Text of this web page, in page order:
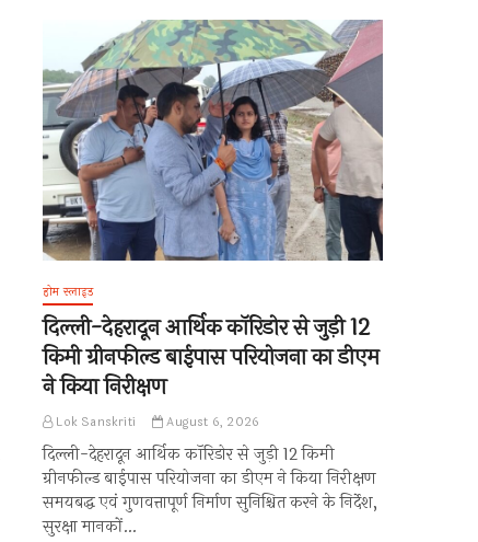
होम स्लाइड
दिल्ली-देहरादून आर्थिक कॉरिडोर से जुड़ी 12
किमी ग्रीनफील्ड बाईपास परियोजना का डीएम
ने किया निरीक्षण
Lok Sanskriti August 6, 2026
दिल्ली-देहरादून आर्थिक कॉरिडोर से जुड़ी 12 किमी
ग्रीनफील्ड बाईपास परियोजना का डीएम ने किया निरीक्षण
समयबद्ध एवं गुणवत्तापूर्ण निर्माण सुनिश्चित करने के निर्देश,
सुरक्षा मानकों…